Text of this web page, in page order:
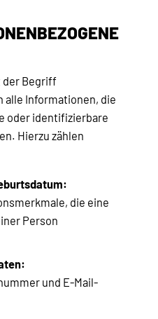
der Begriff
alle Informationen, die
oder identifizierbare
Hierzu zählen
die eine
Person
und E-Mail-